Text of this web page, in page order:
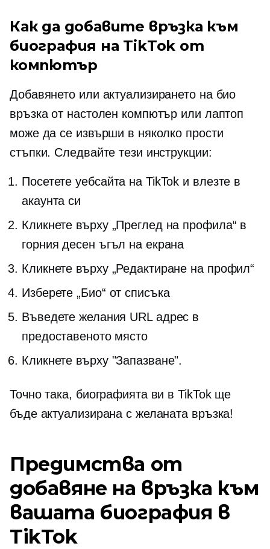
Как да добавите връзка към
биография на TikTok от
компютър
Добавянето или актуализирането на био
връзка от настолен компютър или лаптоп
може да се извърши в няколко прости
стъпки. Следвайте тези инструкции:
Посетете уебсайта на TikTok и влезте в
акаунта си
Кликнете върху „Преглед на профила“ в
горния десен ъгъл на екрана
Кликнете върху „Редактиране на профил“
Изберете „Био“ от списъка
Въведете желания URL адрес в
предоставеното място
Кликнете върху "Запазване".
Точно така, биографията ви в TikTok ще
бъде актуализирана с желаната връзка!
Предимства от
добавяне на връзка към
вашата биография в
TikTok